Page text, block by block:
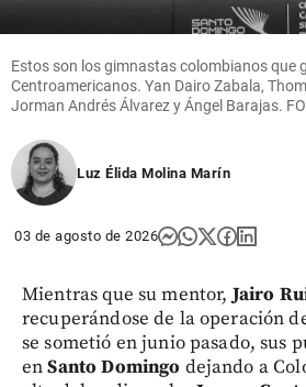
Estos son los gimnastas colombianos que
Centroamericanos. Yan Dairo Zabala,
Jorman Andrés Álvarez y Ángel Barajas.
Luz Élida Molina Marín
03 de agosto de 2026
Mientras que su mentor, Jairo
recuperándose de la operación
se sometió en junio pasado, sus
enSanto Domingo dejando a